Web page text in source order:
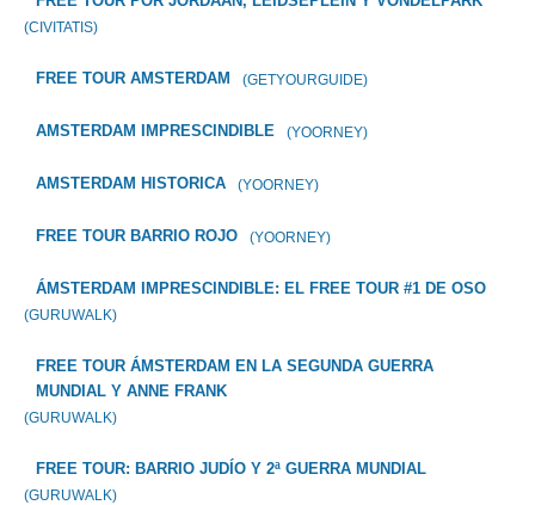
(CIVITATIS)
FREE TOUR AMSTERDAM (GETYOURGUIDE)
AMSTERDAM IMPRESCINDIBLE (YOORNEY)
AMSTERDAM HISTORICA (YOORNEY)
FREE TOUR BARRIO ROJO (YOORNEY)
ÁMSTERDAM IMPRESCINDIBLE: EL FREE TOUR #1 DE OSO
(GURUWALK)
FREE TOUR ÁMSTERDAM EN LA SEGUNDA GUERRA
MUNDIAL Y ANNE FRANK
(GURUWALK)
FREE TOUR: BARRIO JUDÍO Y 2ª GUERRA MUNDIAL
(GURUWALK)